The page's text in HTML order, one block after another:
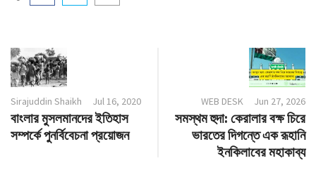
Sirajuddin Shaikh Jul 16, 2020
বাংলার মুসলমানদের ইতিহাস
সম্পর্কে পুনর্বিবেচনা প্রয়োজন
WEB DESK Jun 27, 2026
সমস্থম হুদা: কেরালার বক্ষ চিরে
ভারতের দিগন্তে এক রূহানি
ইনকিলাবের মহাকাব্য